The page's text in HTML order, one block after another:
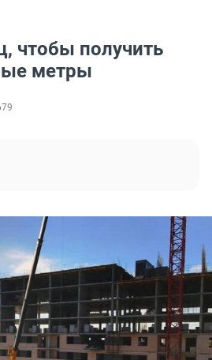
чтобы получить
метры